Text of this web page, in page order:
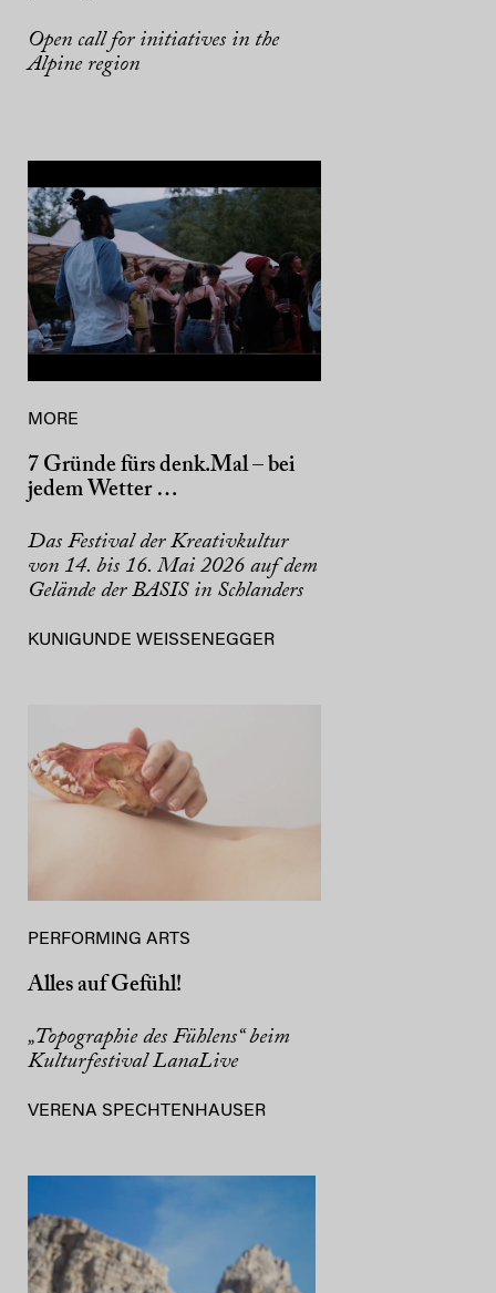
Open call for initiatives in the
Alpine region
MORE
7 Gründe fürs denk.Mal – bei
jedem Wetter …
Das Festival der Kreativkultur
von 14. bis 16. Mai 2026 auf dem
Gelände der BASIS in Schlanders
KUNIGUNDE WEISSENEGGER
PERFORMING ARTS
Alles auf Gefühl!
„Topographie des Fühlens“ beim
Kulturfestival LanaLive
VERENA SPECHTENHAUSER